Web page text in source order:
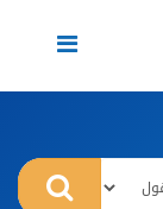
Toggle
navigation